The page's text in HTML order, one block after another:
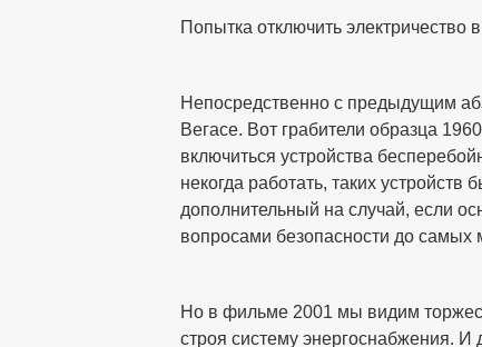
Попытка отключить электричество
Непосредственно с предыдущим
Вегасе. Вот грабители образца
включиться устройства
некогда работать, таких
дополнительный на случай, если
вопросами безопасности до самых
Но в фильме 2001 мы видим
строя систему энергоснабжения. И